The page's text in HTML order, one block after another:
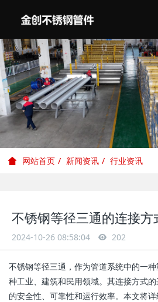
网站首页 新闻资讯 行业资讯
不锈钢等径三通的连接方
2024-10-26 08:58:04 202
不锈钢等径三通，作为管道系统中的一
种工业、建筑和民用领域。其连接方式
的安全性、可靠性和运行效率。本文将